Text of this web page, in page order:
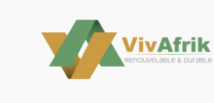
contenu